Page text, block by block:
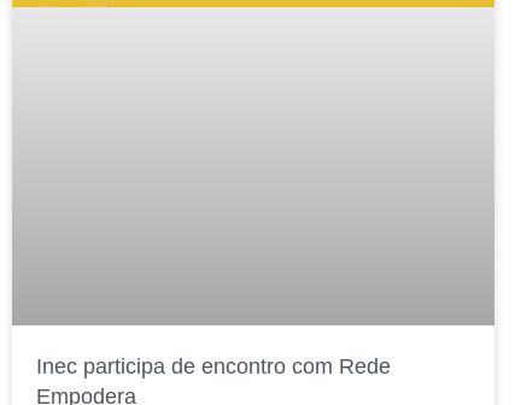
Inec participa de encontro com Rede
Empodera